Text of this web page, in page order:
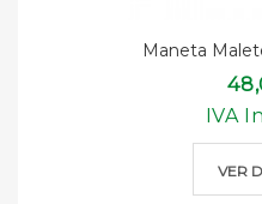
Maneta
IVA
VER